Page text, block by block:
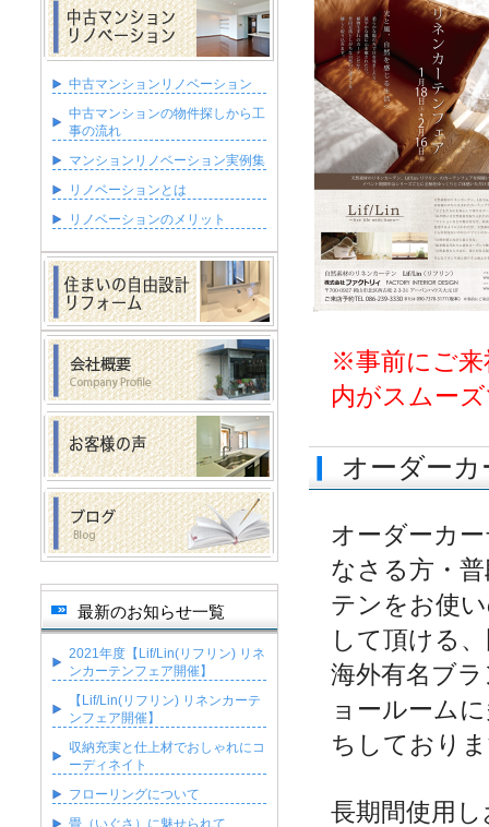
※事前にご来
内がスムー
オーダー
オーダーカ
なさる方・
テンをお使
して頂ける
海外有名ブ
ョールーム
ちしており
長期間使用
中古マンションリノベーション
中古マンションの物件探しから工
事の流れ
マンションリノベーション実例集
リノベーションとは
リノベーションのメリット
最新のお知らせ一覧
2021年度【Lif/Lin(リフリン) リネ
ンカーテンフェア開催】
【Lif/Lin(リフリン) リネンカーテ
ンフェア開催】
収納充実と仕上材でおしゃれにコ
ーディネイト
フローリングについて
畳（いぐさ）に魅せられて